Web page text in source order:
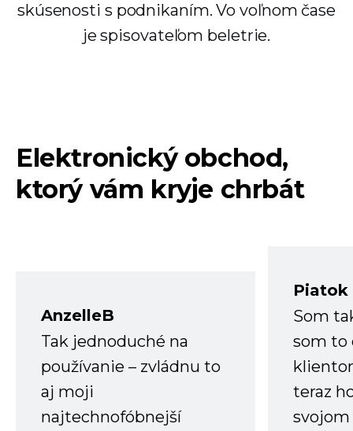
skúsenosti s podnikaním. Vo voľnom čase
je spisovateľom beletrie.
Elektronický obchod,
ktorý vám kryje chrbát
AnzelleB
Tak jednoduché na
používanie – zvládnu to
aj moji
najtechnofóbnejší
Piatok
Som
som to
teraz